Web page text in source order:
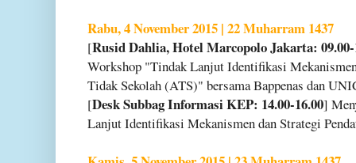
Rabu, 4 November 2015 | 22 Muharram 1437
[Rusid Dahlia, Hotel Marcopolo Jakarta: 09.00-
Workshop "Tindak Lanjut Identifikasi
Tidak Sekolah (ATS)" bersama Bappenas dan
[Desk Subbag Informasi KEP: 14.00-16.00]
Lanjut Identifikasi Mekanismen dan Strategi